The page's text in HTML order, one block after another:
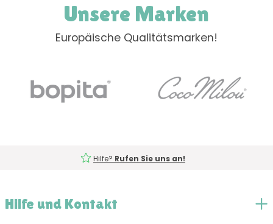
Unsere Marken
Europäische Qualitätsmarken!
Hilfe? Rufen Sie uns an!
Hilfe und Kontakt